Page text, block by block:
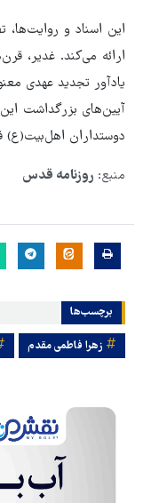
این اسناد و
ارائه می‌کند. غدیر،
یادآور تجدید عهدی
آیین‌های بزرگداشت
دوستداران اهل‌بیت(ع)
منبع: روزنامه قدس
برچسب‌ها
زهرا فاطمی مقدم